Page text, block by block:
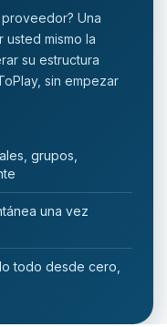
Una
mismo la
su estructura
sin empezar
grupos,
una vez
todo desde cero,